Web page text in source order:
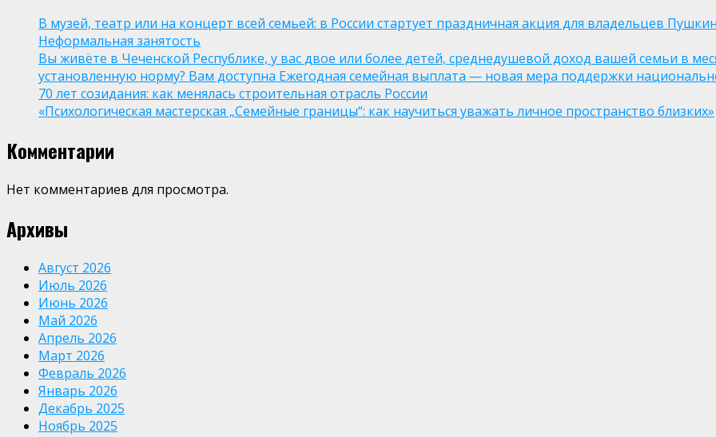
В музей, театр или на концерт всей семьей: в России стартует праздничная акция для владельцев
Неформальная занятость
Вы живёте в Чеченской Республике, у вас двое или более детей, среднедушевой доход вашей семьи в
установленную норму? Вам доступна Ежегодная семейная выплата — новая мера поддержки
70 лет созидания: как менялась строительная отрасль России
«Психологическая мастерская „Семейные границы“: как научиться уважать личное пространство близких»
Комментарии
Нет комментариев для просмотра.
Архивы
Август 2026
Июль 2026
Июнь 2026
Май 2026
Апрель 2026
Март 2026
Февраль 2026
Январь 2026
Декабрь 2025
Ноябрь 2025